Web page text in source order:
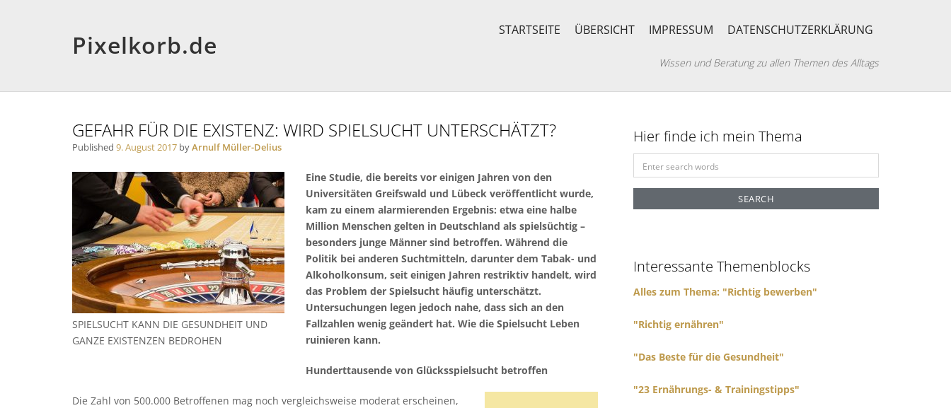
Pixelkorb.de
STARTSEITE ÜBERSICHT IMPRESSUM DATENSCHUTZERKLÄRUNG
Wissen und Beratung zu allen Themen des Alltags
GEFAHR FÜR DIE EXISTENZ: WIRD SPIELSUCHT UNTERSCHÄTZT?
Published 9. August 2017 byArnulf Müller-Delius
SPIELSUCHT KANN DIE GESUNDHEIT UND
GANZE EXISTENZEN BEDROHEN
Eine Studie, die bereits vor einigen Jahren von den
Universitäten Greifswald und Lübeck veröffentlicht wurde,
kam zu einem alarmierenden Ergebnis: etwa eine halbe
Million Menschen gelten in Deutschland als spielsüchtig –
besonders junge Männer sind betroffen. Während die
Politik bei anderen Suchtmitteln, darunter dem Tabak- und
Alkoholkonsum, seit einigen Jahren restriktiv handelt, wird
das Problem der Spielsucht häufig unterschätzt.
Untersuchungen legen jedoch nahe, dass sich an den
Fallzahlen wenig geändert hat. Wie die Spielsucht Leben
ruinieren kann.
Hunderttausende von Glücksspielsucht betroffen
Die Zahl von 500.000 Betroffenen mag noch vergleichsweise moderat erscheinen,
Hier finde ich mein Thema
e
r
f
o
r
Interessante Themenblocks
Alles zum Thema: "Richtig bewerben"
"Richtig ernähren"
"Das Beste für die Gesundheit"
"23 Ernährungs- & Trainingstipps"